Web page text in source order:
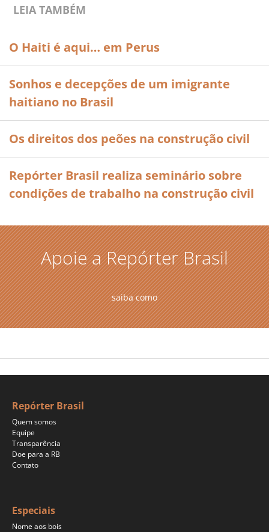
LEIA TAMBÉM
O Haiti é aqui… em Perus
Sonhos e decepções de um imigrante
haitiano no Brasil
Os direitos dos peões na construção civil
Repórter Brasil realiza seminário sobre
condições de trabalho na construção civil
Apoie a Repórter Brasil
saiba como
Repórter Brasil
Quem somos
Equipe
Transparência
Doe para a RB
Contato
Especiais
Nome aos bois